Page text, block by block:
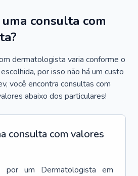
consulta com
dermatologista varia conforme o
por isso não há um custo
você encontra consultas com
abaixo dos particulares!
consulta com valores
por um Dermatologista em